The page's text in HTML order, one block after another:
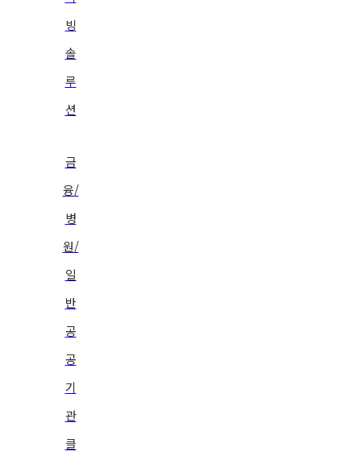
빙
솔
루
션
금
융/
병
원/
일
반
공
공
기
관
클